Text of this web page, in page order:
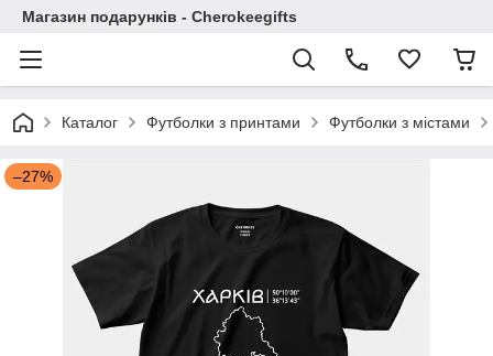
Магазин подарунків - Cherokeegifts
Каталог Футболки з принтами Футболки з містами
–27%